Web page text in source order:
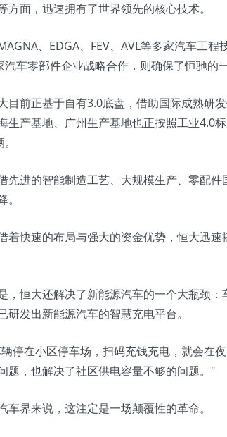
方面，迅速拥有了世界领先的核心技术。
、EDGA、FEV、AVL等多家汽车工
汽车零部件企业战略合作，则确保了恒驰的一
目前正基于自有3.0底盘，借助国际成熟研
生产基地、广州生产基地也正按照工业4.0
先进的智能制造工艺、大规模生产、零配
着快速的布局与强大的资金优势，恒大迅
，恒大还解决了新能源汽车的一个大瓶颈
研发出新能源汽车的智慧充电平台。
停在小区停车场，扫码充钱充电，就会在
题，也解决了社区供电容量不够的问题。"
车界来说，这注定是一场颠覆性的革命。